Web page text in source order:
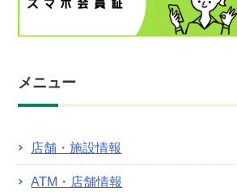
メニュー
店舗・施設情報
ATM・店舗情報